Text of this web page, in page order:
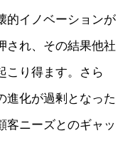
的イノベーションが
され、その結果他社
こり得ます。さら
進化が過剰となった
客ニーズとのギャッ